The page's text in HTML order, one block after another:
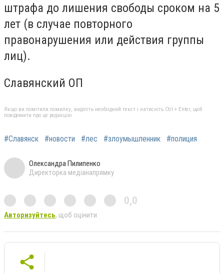
штрафа до лишения свободы сроком на 5
лет (в случае повторного
правонарушения или действия группы
лиц).
Славянский ОП
Якщо ви помітили помилку, виділіть необхідний текст і натисніть Ctrl + Enter, щоб
повідомити про це редакцію
#Славянск #новости #лес #злоумышленник #полиция
Олександра Пилипенко
Директорка медіанапрямку
0,0
Авторизуйтесь, щоб оцінити